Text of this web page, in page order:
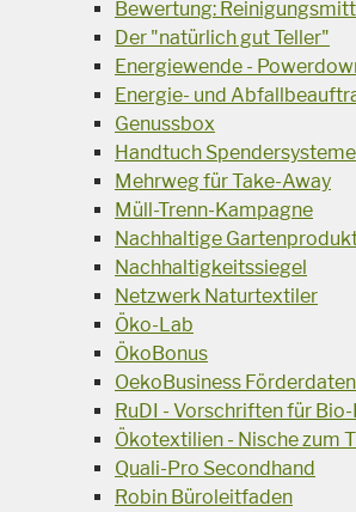
Bewertung:
Der "natürlich gut Teller"
Energiewende -
Energie- und
Genussbox
Handtuch Spendersysteme
Mehrweg für Take-Away
Müll-Trenn-Kampagne
Nachhaltige
Nachhaltigkeitssiegel
Netzwerk Naturtextiler
Öko-Lab
ÖkoBonus
OekoBusiness
RuDI - Vorschriften für
Ökotextilien - Nische zum
Quali-Pro Secondhand
Robin Büroleitfaden